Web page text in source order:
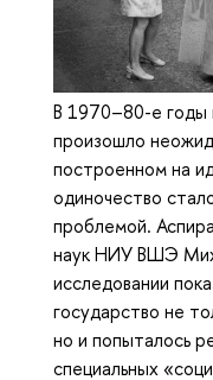
В 1970–80-е
произошло
построенном на
одиночество
проблемой.
наук НИУ ВШЭ
исследовании
государство не
но и попыталось
специальных